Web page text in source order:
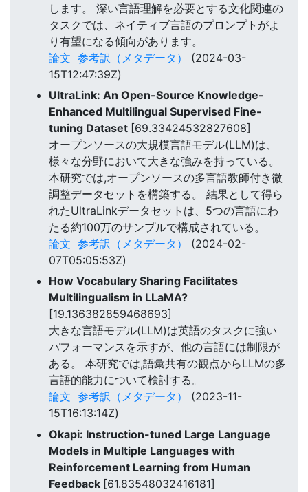
します。 深い言語理解を必要とする文化関連の
タスクでは、ネイティブ言語のプロンプトがよ
り有望になる傾向があります。
論文 参考訳（メタデータ）
(2024-03-
15T12:47:39Z)
UltraLink: An Open-Source Knowledge-
Enhanced Multilingual Supervised Fine-
tuning Dataset [69.33424532827608]
オープンソースの大規模言語モデル(LLM)は、
様々な分野において大きな強みを持っている。
本研究では,オープンソースの多言語教師付き微
調整データセットを構築する。 結果として得ら
れたUltraLinkデータセットは、5つの言語にわ
たる約100万のサンプルで構成されている。
論文 参考訳（メタデータ）
(2024-02-
07T05:05:53Z)
How Vocabulary Sharing Facilitates
Multilingualism in LLaMA?
[19.136382859468693]
大きな言語モデル(LLM)は英語のタスクに強い
パフォーマンスを示すが、他の言語には制限が
ある。 本研究では,語彙共有の観点からLLMの多
言語的能力について検討する。
論文 参考訳（メタデータ）
(2023-11-
15T16:13:14Z)
Okapi: Instruction-tuned Large Language
Models in Multiple Languages with
Reinforcement Learning from Human
Feedback [61.83548032416181]